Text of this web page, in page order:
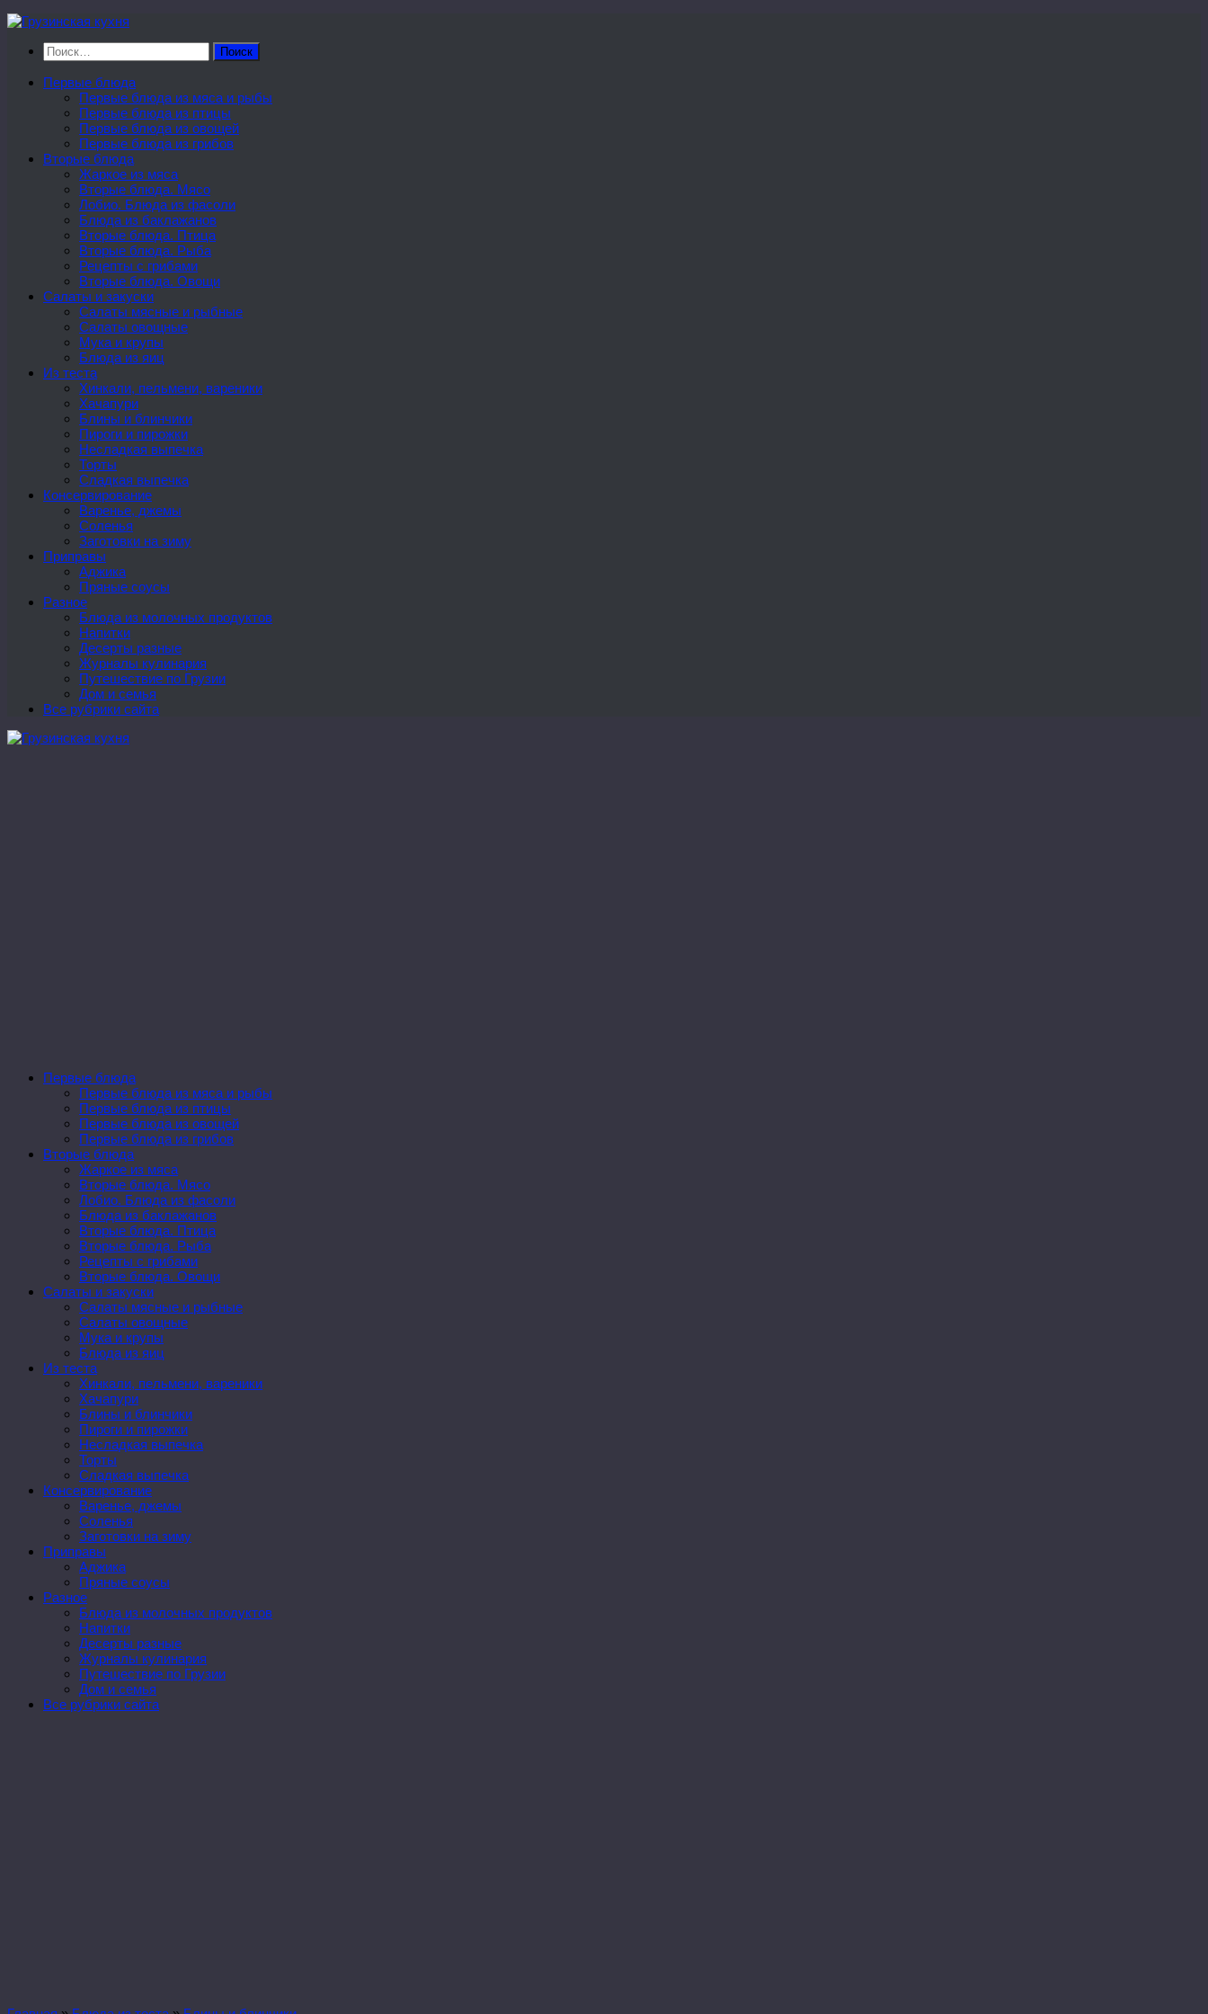
Перейти
содержимому
Найти:
Первые блюда
Первые блюда из мяса и рыбы
Первые блюда из птицы
Первые блюда из овощей
Первые блюда из грибов
Вторые блюда
Жаркое из мяса
Вторые блюда. Мясо
Лобио. Блюда из фасоли
Блюда из баклажанов
Вторые блюда. Птица
Вторые блюда. Рыба
Рецепты с грибами
Вторые блюда. Овощи
Салаты и закуски
Салаты мясные и рыбные
Салаты овощные
Мука и крупы
Блюда из яиц
Из теста
Хинкали, пельмени, вареники
Хачапури
Блины и блинчики
Пироги и пирожки
Несладкая выпечка
Торты
Сладкая выпечка
Консервирование
Варенье, джемы
Соленья
Заготовки на зиму
Приправы
Аджика
Пряные соусы
Разное
Блюда из молочных продуктов
Напитки
Десерты разные
Журналы кулинария
Путешествие по Грузии
Дом и семья
Все рубрики сайта
Первые блюда
Первые блюда из мяса и рыбы
Первые блюда из птицы
Первые блюда из овощей
Первые блюда из грибов
Вторые блюда
Жаркое из мяса
Вторые блюда. Мясо
Лобио. Блюда из фасоли
Блюда из баклажанов
Вторые блюда. Птица
Вторые блюда. Рыба
Рецепты с грибами
Вторые блюда. Овощи
Салаты и закуски
Салаты мясные и рыбные
Салаты овощные
Мука и крупы
Блюда из яиц
Из теста
Хинкали, пельмени, вареники
Хачапури
Блины и блинчики
Пироги и пирожки
Несладкая выпечка
Торты
Сладкая выпечка
Консервирование
Варенье, джемы
Соленья
Заготовки на зиму
Приправы
Аджика
Пряные соусы
Разное
Блюда из молочных продуктов
Напитки
Десерты разные
Журналы кулинария
Путешествие по Грузии
Дом и семья
Все рубрики сайта